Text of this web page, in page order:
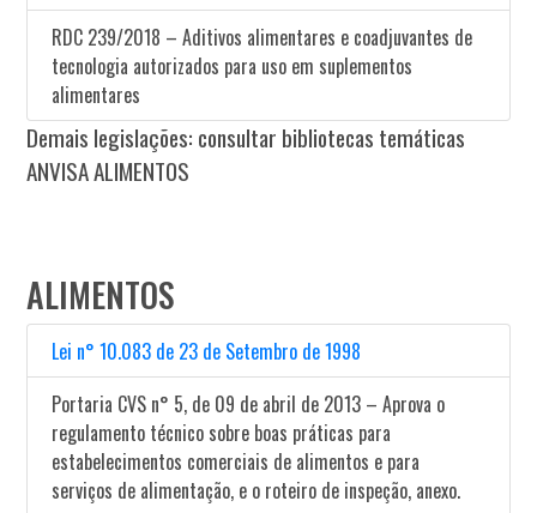
RDC 239/2018 – Aditivos alimentares e coadjuvantes de
tecnologia autorizados para uso em suplementos
alimentares
Demais legislações: consultar bibliotecas temáticas
ANVISA ALIMENTOS
ALIMENTOS
Lei n° 10.083 de 23 de Setembro de 1998
Portaria CVS n° 5, de 09 de abril de 2013 – Aprova o
regulamento técnico sobre boas práticas para
estabelecimentos comerciais de alimentos e para
serviços de alimentação, e o roteiro de inspeção, anexo.